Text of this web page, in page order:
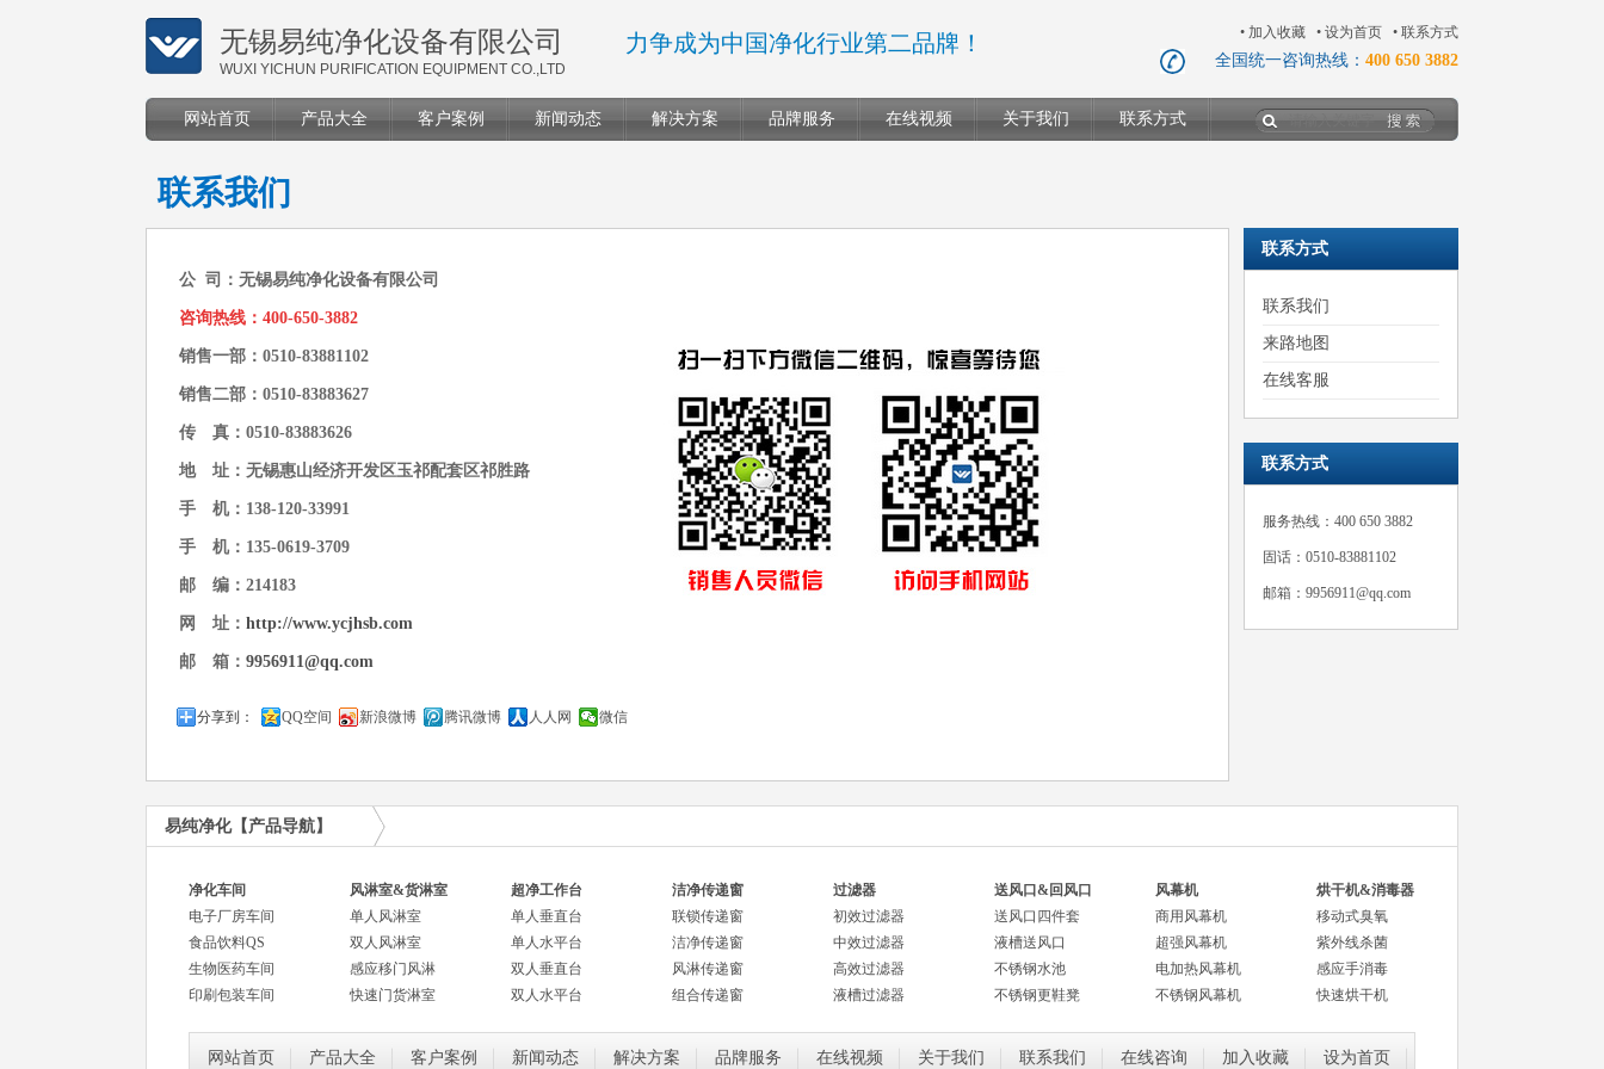
无锡易纯净化设备有限公司
WUXI YICHUN PURIFICATION EQUIPMENT CO.,LTD
力争成为中国净化行业第二品牌！ • 加入收藏 • 设为首页 • 联系方式
全国统一咨询热线： 400 650 3882
网站首页 产品大全 客户案例 新闻动态 解决方案 品牌服务 在线视频 关于我们 联系方式
联系我们
公 司：无锡易纯净化设备有限公司
咨询热线：400-650-3882
销售一部：0510-83881102
销售二部：0510-83883627
传 真：0510-83883626
地 址：无锡惠山经济开发区玉祁配套区祁胜路
手 机：138-120-33991
手 机：135-0619-3709
邮 编：214183
网 址： http://www.ycjhsb.com
邮 箱： 9956911@qq.com
分享到： QQ空间 新浪微博 腾讯微博 人人网 微信
联系方式
联系我们
来路地图
在线客服
联系方式
服务热线：400 650 3882
固话：0510-83881102
邮箱：9956911@qq.com
易纯净化【产品导航】
净化车间
电子厂房车间
食品饮料QS
生物医药车间
印刷包装车间
风淋室&货淋室
单人风淋室
双人风淋室
感应移门风淋
快速门货淋室
超净工作台
单人垂直台
单人水平台
双人垂直台
双人水平台
洁净传递窗
联锁传递窗
洁净传递窗
风淋传递窗
组合传递窗
过滤器
初效过滤器
中效过滤器
高效过滤器
液槽过滤器
送风口&回风口
送风口四件套
液槽送风口
不锈钢水池
不锈钢更鞋凳
风幕机
商用风幕机
超强风幕机
电加热风幕机
不锈钢风幕机
烘干机&消毒器
移动式臭氧
紫外线杀菌
感应手消毒
快速烘干机
网站首页 产品大全 客户案例 新闻动态 解决方案 品牌服务 在线视频 关于我们 联系我们 在线咨询 加入收藏 设为首页